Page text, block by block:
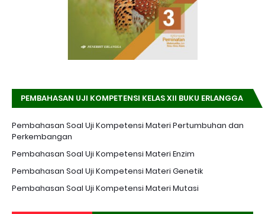
PEMBAHASAN UJI KOMPETENSI KELAS XII BUKU ERLANGGA
Pembahasan Soal Uji Kompetensi Materi Pertumbuhan dan
Perkembangan
Pembahasan Soal Uji Kompetensi Materi Enzim
Pembahasan Soal Uji Kompetensi Materi Genetik
Pembahasan Soal Uji Kompetensi Materi Mutasi